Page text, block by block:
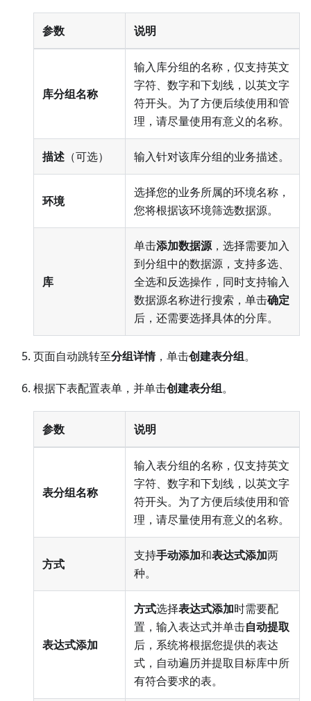
参数 说明
库分组名称
输入库分组的名称，仅支持英文
字符、数字和下划线，以英文字
符开头。为了方便后续使用和管
理，请尽量使用有意义的名称。
描述 （可选） 输入针对该库分组的业务描述。
环境
选择您的业务所属的环境名称，
您将根据该环境筛选数据源。
库
单击添加数据源，选择需要加入
到分组中的数据源，支持多选、
全选和反选操作，同时支持输入
数据源名称进行搜索，单击确定
后，还需要选择具体的分库。
页面自动跳转至分组详情，单击创建表分组。
根据下表配置表单，并单击创建表分组。
参数 说明
表分组名称
输入表分组的名称，仅支持英文
字符、数字和下划线，以英文字
符开头。为了方便后续使用和管
理，请尽量使用有意义的名称。
方式
支持手动添加和表达式添加两
种。
表达式添加
方式选择表达式添加时需要配
置，输入表达式并单击自动提取
后，系统将根据您提供的表达
式，自动遍历并提取目标库中所
有符合要求的表。